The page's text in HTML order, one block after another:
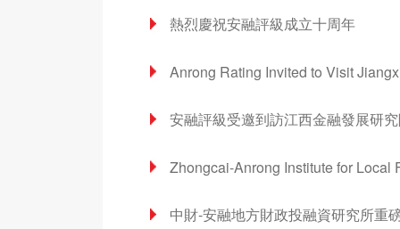
熱烈慶祝安融評級成立十周年
安融評級受邀到訪江西金融發展研